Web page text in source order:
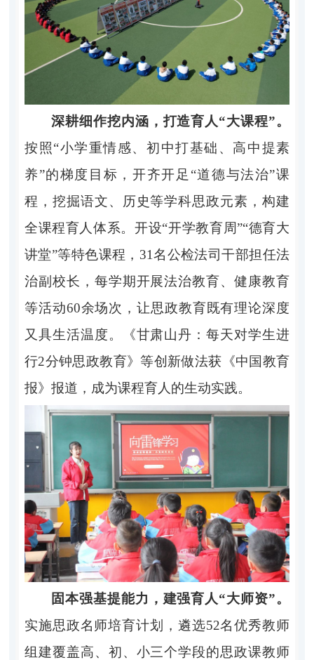
深耕细作挖内涵，打造育人“大课程”。
按照“小学重情感、初中打基础、高中提素
养”的梯度目标，开齐开足“道德与法治”课
程，挖掘语文、历史等学科思政元素，构建
全课程育人体系。开设“开学教育周”“德育大
讲堂”等特色课程，31名公检法司干部担任法
治副校长，每学期开展法治教育、健康教育
等活动60余场次，让思政教育既有理论深度
又具生活温度。《甘肃山丹：每天对学生进
行2分钟思政教育》等创新做法获《中国教育
报》报道，成为课程育人的生动实践。
固本强基提能力，建强育人“大师资”。
实施思政名师培育计划，遴选52名优秀教师
组建覆盖高、初、小三个学段的思政课教师